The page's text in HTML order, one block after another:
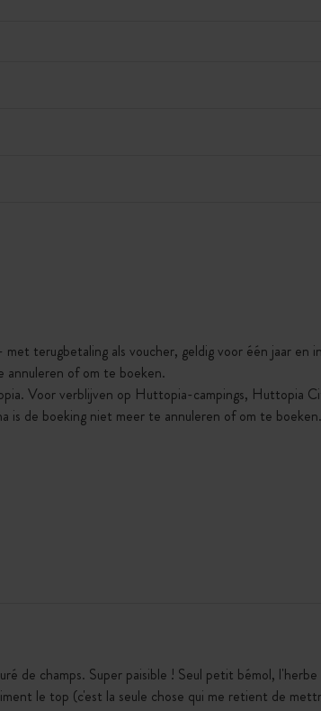
terugbetaling als voucher, geldig voor één jaar en
annuleren of om te boeken.
Voor verblijven op Huttopia-campings, Huttopia
is de boeking niet meer te annuleren of om te boeken.
de champs. Super paisible ! Seul petit bémol,
le top (c'est la seule chose qui me retient de